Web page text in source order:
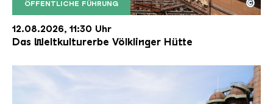
ÖFFENTLICHE FÜHRUNG
Der Erzschrägaufzug der Völklinger Hütte mit
Copyright: Weltkulturerbe Völklinger Hütte | Karl
©
12.08.2026, 11:30 Uhr
Das Weltkulturerbe Völklinger Hütte